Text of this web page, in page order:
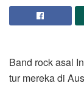
Band rock asal
tur mereka di